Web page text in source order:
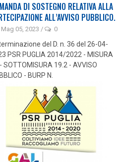
DI SOSTEGNO RELATIVA ALLA
ALL’AVVISO PUBBLICO.
Mag 05, 2023 / 0
del D. n. 36 del 26-04-
PSR PUGLIA 2014/2022 - MISURA
SOTTOMISURA 19.2 - AVVISO
- BURP N.